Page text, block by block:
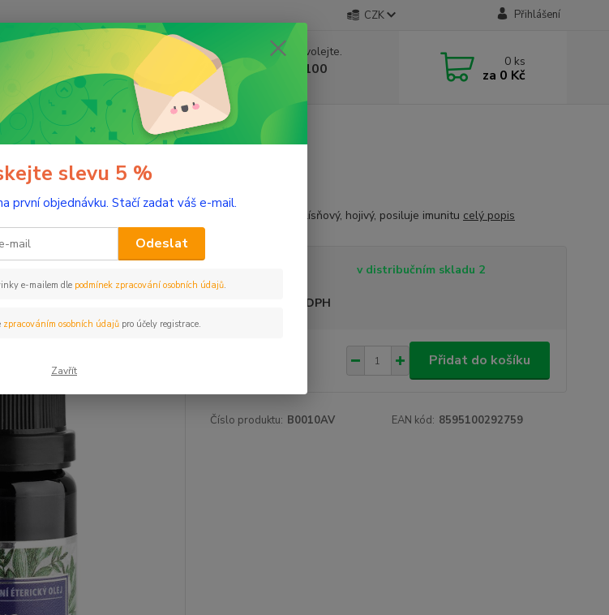
CZK Přihlášení
Nevíte si rady? Zavolejte.
+420 603 332 100
(Po-Pá, 10-17 hod.)
0 ks
za 0 Kč
éterických olejů Bio Tea tree 2 ml tester sklo
tester sklo
Antibiotický, protiplísňový, hojivý, posiluje imunitu celý popis
v distribučním skladu 2
Nejsme plátci DPH
Přidat do košíku
Číslo produktu: B0010AV EAN kód: 8595100292759
slevu 5 %
první objednávku. Stačí zadat váš e-mail.
Odeslat
e-mailem dle podmínek zpracování osobních údajů.
zpracováním osobních údajůpro účely registrace.
Zavřít